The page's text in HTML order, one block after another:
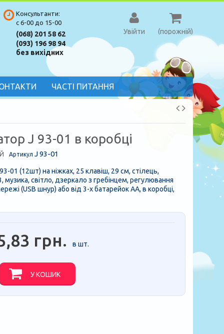
(порожній)
Увійти
Консультанти:
с 6-00 до 15-00
(068) 201 58 62
(093) 196 98 94
без вихідних
ЧАСТІ ПИТАННЯ
J 93-01 в коробці
Артикул J 93-01
01 (12шт) на ніжках, 25 клавіш, 29 см, стілець,
музика, світло, дзеркало з гребінцем, регулювання
(USB шнур) або від 3-х батарейок АА, в коробці,
грн. в шт.
У КОШИК